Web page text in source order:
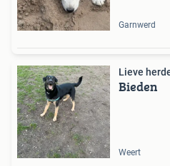
Garnwerd
Lieve
Bieden
Weert